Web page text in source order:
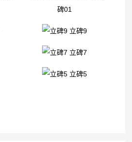
碑01
立碑9
立碑7
立碑5